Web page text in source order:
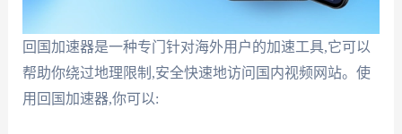
回国加速器是一种专门针对海外用户的加速工具,它可以
帮助你绕过地理限制,安全快速地访问国内视频网站。使
用回国加速器,你可以: